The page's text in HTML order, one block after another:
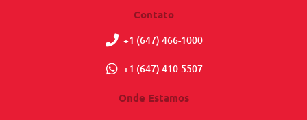
Contato
+1 (647) 466-1000
+1 (647) 410-5507
Onde Estamos